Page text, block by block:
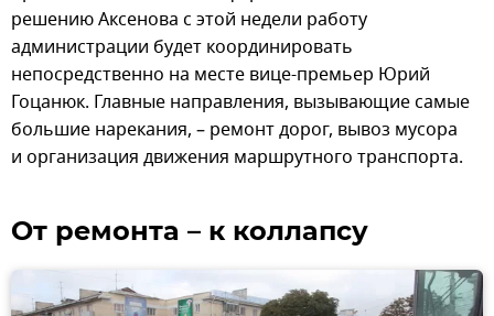
решению Аксенова с этой недели работу
администрации будет координировать
непосредственно на месте вице-премьер Юрий
Гоцанюк. Главные направления, вызывающие самые
большие нарекания, – ремонт дорог, вывоз мусора
и организация движения маршрутного транспорта.
От ремонта – к коллапсу